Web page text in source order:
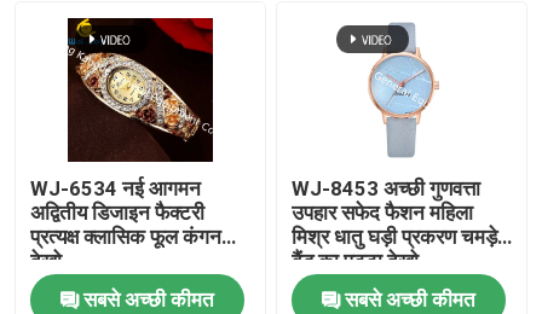
चबाने योग्य शीतल
शाकाहारी शीतल
मछली के तेल की खुराक
तंत्रिका तंत्र की खुराक
WJ-6534 नई आगमन
अद्वितीय डिजाइन फैक्टरी
प्रत्यक्ष क्लासिक फूल कंगन
देखो
सबसे अच्छी कीमत
WJ-8453 अच्छी गुणवत्ता
उपहार सफेद फैशन महिला
मिश्र धातु घड़ी प्रकरण चमड़े
बैंड का पट्टा देखो
सबसे अच्छी कीमत